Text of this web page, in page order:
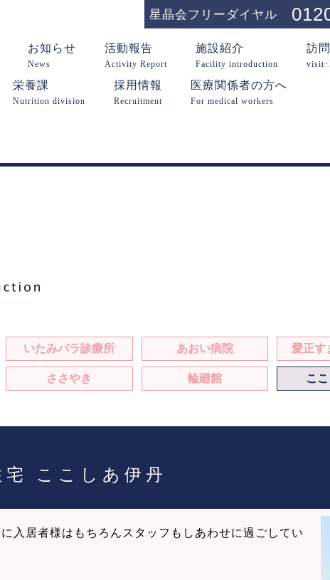
星晶会フリーダイヤル
お知らせ
News
活動報告
Activity Report
施設紹介
Facility introduction
訪
visit･
栄養課
Nutrition division
採用情報
Recruitment
医療関係者の方へ
For medical workers
いたみバラ診療所 あおい病院 愛正す
ささやき 輪廻館 こ
ここしあ伊丹
入居者様はもちろんスタッフもしあわせに過ごしてい